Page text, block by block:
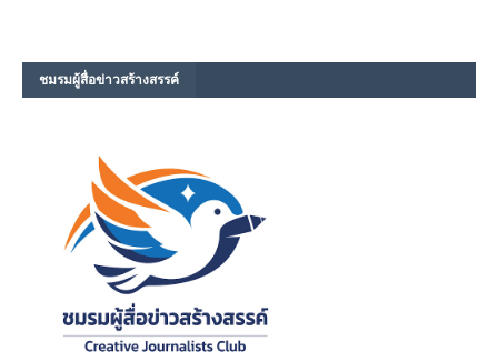
ชมรม​ผู้สื่อข่าวสร้างสรรค์​